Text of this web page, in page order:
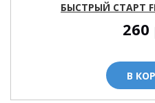
БЫСТРЫЙ СТАРТ
260
В